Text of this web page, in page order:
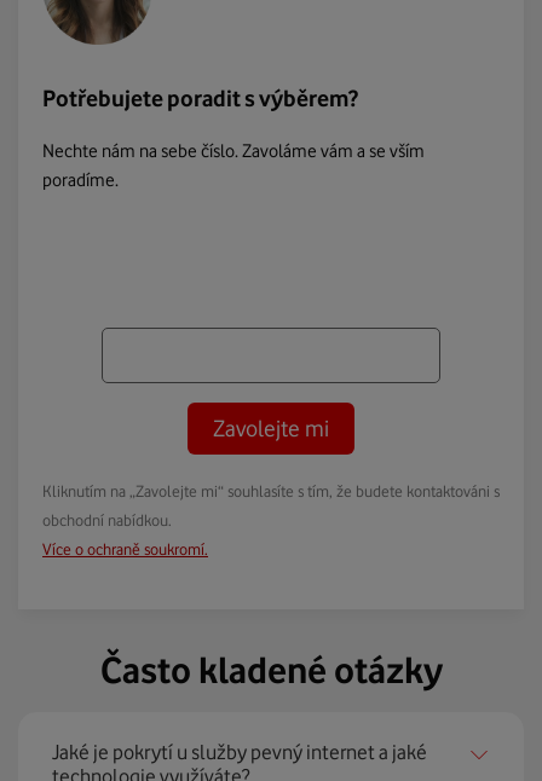
Potřebujete poradit s výběrem?
Nechte nám na sebe číslo. Zavoláme vám a se vším
poradíme.
Zavolejte mi
Kliknutím na „Zavolejte mi“ souhlasíte s tím, že budete kontaktováni s
obchodní nabídkou.
Více o ochraně soukromí.
Často kladené otázky
Jaké je pokrytí u služby pevný internet a jaké
technologie využíváte?